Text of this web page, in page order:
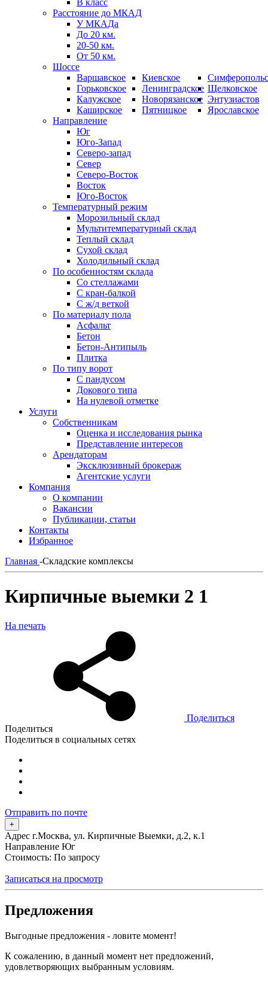
B класс
Расстояние до МКАД
У МКАДа
До 20 км.
20-50 км.
От 50 км.
Шоссе
Варшавское
Горьковское
Калужское
Каширское
Киевское
Ленинградское
Новорязанское
Пятницкое
Щелковское
Энтузиастов
Ярославское
Направление
Юг
Юго-Запад
Северо-запад
Север
Северо-Восток
Восток
Юго-Восток
Температурный режим
Морозильный склад
Мультитемпературный склад
Теплый склад
Сухой склад
Холодильный склад
По особенностям склада
Со стеллажами
С кран-балкой
С ж/д веткой
По материалу пола
Асфальт
Бетон
Бетон-Антипыль
Плитка
По типу ворот
С пандусом
Докового типа
На нулевой отметке
Услуги
Собственникам
Оценка и исследования рынка
Представление интересов
Арендаторам
Эксклюзивный брокераж
Агентские услуги
Компания
О компании
Вакансии
Публикации, статьи
Контакты
Избранное
Главная -Складские комплексы
Кирпичные выемки 2 1
На печать
Поделиться
Поделиться
Поделиться в социальных сетях
Отправить по почте
+
Адрес г.Москва, ул. Кирпичные Выемки, д.2, к.1
Направление Юг
Стоимость: По запросу
Записаться на просмотр
Предложения
Выгодные предложения - ловите момент!
К сожалению, в данный момент нет предложений,
удовлетворяющих выбранным условиям.